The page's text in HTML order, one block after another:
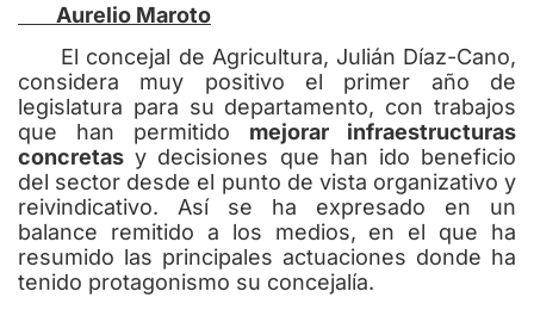
Aurelio Maroto
El concejal de Agricultura, Julián Díaz-Cano,
considera muy positivo el primer año de
legislatura para su departamento, con trabajos
que han permitido mejorar infraestructuras
concretas y decisiones que han ido beneficio
del sector desde el punto de vista organizativo y
reivindicativo. Así se ha expresado en un
balance remitido a los medios, en el que ha
resumido las principales actuaciones donde ha
tenido protagonismo su concejalía.